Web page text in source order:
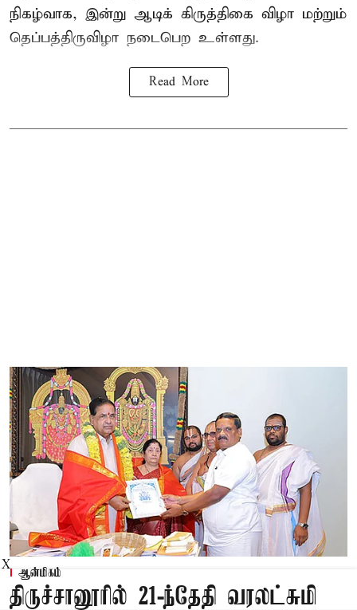
நிகழ்வாக, இன்று ஆடிக் கிருத்திகை விழா மற்றும்
தெப்பத்திருவிழா நடைபெற உள்ளது.
Read More
ஆன்மிகம்
திருச்சானூரில் 21-ந்தேதி வரலட்சுமி
X